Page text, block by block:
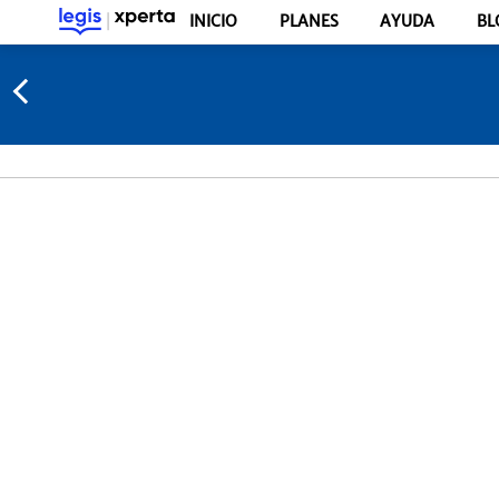
INICIO PLANES AYUDA